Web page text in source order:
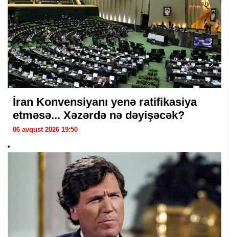
İran Konvensiyanı yenə ratifikasiya
etməsə... Xəzərdə nə dəyişəcək?
06 avqust 2026 19:50